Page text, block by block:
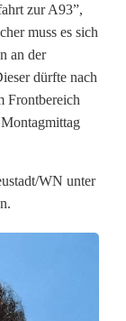
zur A93”,
muss es sich
an der
dürfte nach
Frontbereich
WN unter